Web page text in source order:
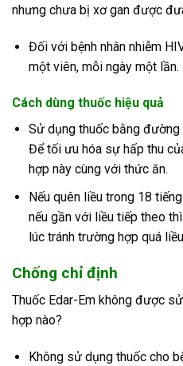
nhưng chưa bị xơ gan được
Đối với bệnh nhân nhiễm
một viên, mỗi ngày một lần.
Cách dùng thuốc hiệu quả
Sử dụng thuốc bằng đường
Để tối ưu hóa sự hấp thu
hợp này cùng với thức ăn.
Nếu quên liều trong 18
nếu gần với liều tiếp theo
lúc tránh trường hợp quá
Chống chỉ định
Thuốc Edar-Em không được
hợp nào?
Không sử dụng thuốc cho